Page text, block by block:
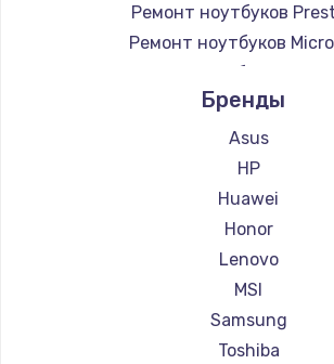
Ремонт ноутбуков
Ремонт ноутбуков
Ремонт ноутбуков
Ремонт ноутбуков
Ремонт ноутбуков
Ремонт ноутбуков
Ремонт ноутбуков
Ремонт ноутбуков
Ремонт ноутбуков
Ремонт ноутбуков
Ремонт ноутбуков LG
Ремонт ноутбуков
Бренды
Asus
HP
Huawei
Honor
Lenovo
MSI
Samsung
Toshiba